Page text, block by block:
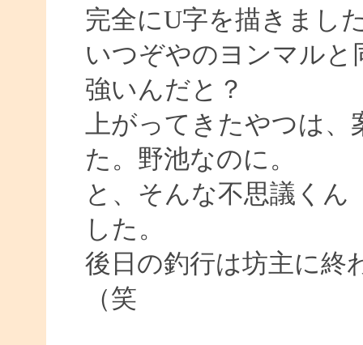
完全にU字を描きまし
いつぞやのヨンマル
強いんだと？
上がってきたやつは
た。野池なのに。
と、そんな不思議くん
した。
後日の釣行は坊主に終
（笑